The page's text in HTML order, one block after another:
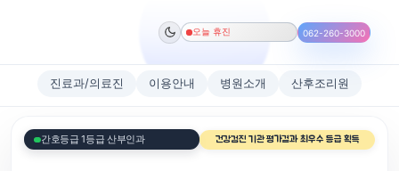
오늘 휴진 062-260-3000
진료과/의료진 이용안내 병원소개 산후조리원
간호등급 1등급 산부인과 건강검진 기관 평가결과 최우수 등급 획득